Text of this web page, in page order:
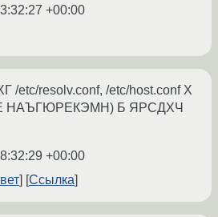
+00:00
etc/resolv.conf, /etc/host.conf Х
НАЪГЮРЕКЭМН) Б ЯРСДХЧ
+00:00
Ссылка